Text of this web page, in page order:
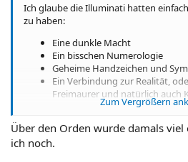
Ich glaube die Illuminati hatten
zu haben:
Eine dunkle Macht
Ein bisschen Numerologie
Geheime Handzeichen und
Ein Verbindung zur Realität,
Freimaurer und natürlich auch
ist schon schön rund und bietet sehr
Sache folgen möchte.
Zum Vergrößern
Über den Orden wurde damals
ich noch.